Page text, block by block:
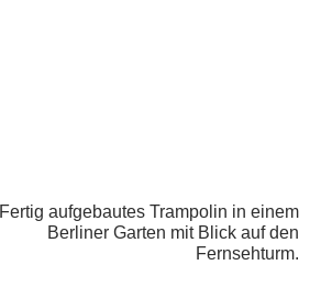
Fertig aufgebautes Trampolin in einem
Berliner Garten mit Blick auf den
Fernsehturm.